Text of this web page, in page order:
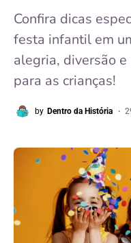
Confira dicas
festa infantil em
alegria, diversão
para as crianças!
by Dentro da História